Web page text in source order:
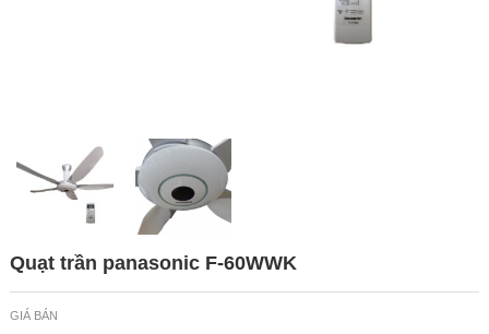
Quạt trần panasonic F-60WWK
GIÁ BÁN